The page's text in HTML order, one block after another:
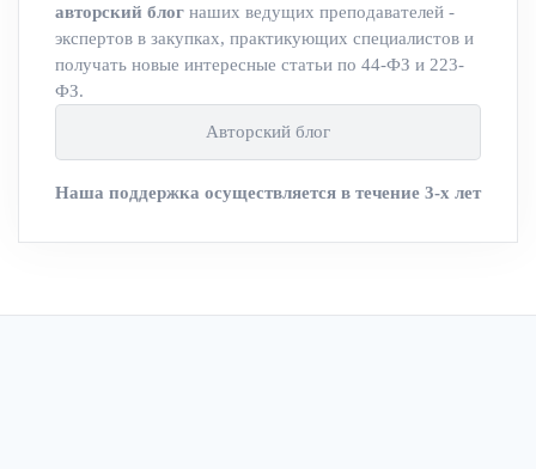
авторский блог наших ведущих преподавателей -
экспертов в закупках, практикующих специалистов и
получать новые интересные статьи по 44-ФЗ и 223-
ФЗ.
Авторский блог
Наша поддержка осуществляется в течение 3-х лет